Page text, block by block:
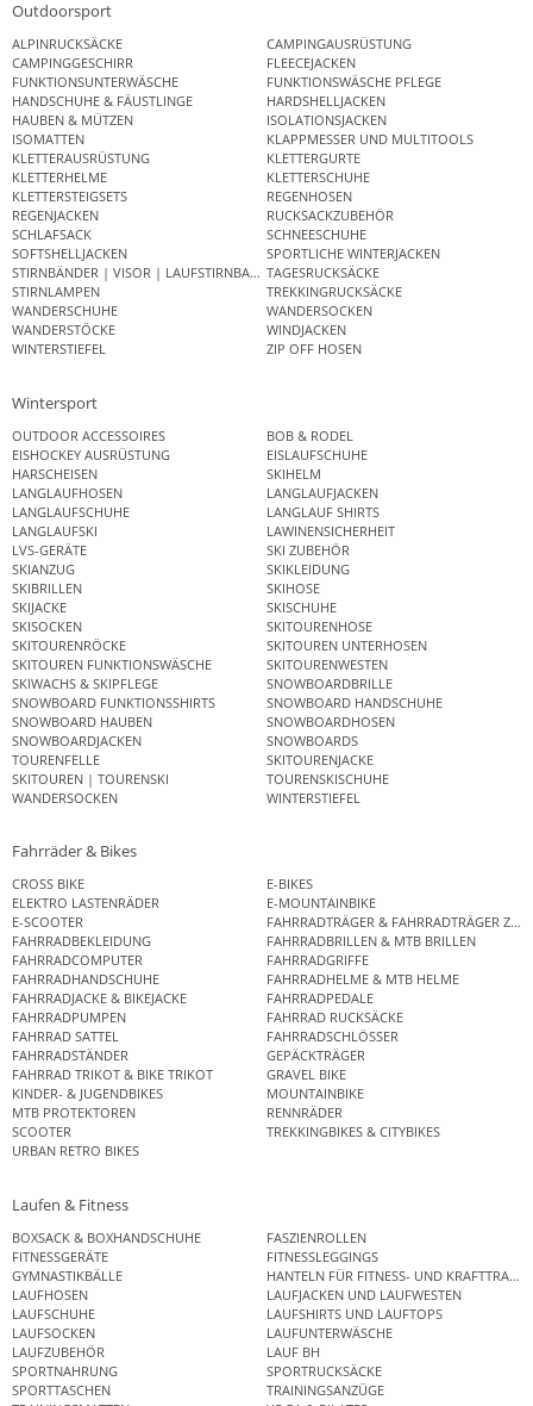
Outdoorsport
ALPINRUCKSÄCKE
CAMPINGAUSRÜSTUNG
CAMPINGGESCHIRR
FLEECEJACKEN
FUNKTIONSUNTERWÄSCHE
FUNKTIONSWÄSCHE PFLEGE
HANDSCHUHE & FÄUSTLINGE
HARDSHELLJACKEN
HAUBEN & MÜTZEN
ISOLATIONSJACKEN
ISOMATTEN
KLAPPMESSER UND MULTITOOLS
KLETTERAUSRÜSTUNG
KLETTERGURTE
KLETTERHELME
KLETTERSCHUHE
KLETTERSTEIGSETS
REGENHOSEN
REGENJACKEN
RUCKSACKZUBEHÖR
SCHLAFSACK
SCHNEESCHUHE
SOFTSHELLJACKEN
SPORTLICHE WINTERJACKEN
STIRNBÄNDER | VISOR | LAUFSTIRNBANDTAGESRUCKSÄCKE
STIRNLAMPEN
TREKKINGRUCKSÄCKE
WANDERSCHUHE
WANDERSOCKEN
WANDERSTÖCKE
WINDJACKEN
WINTERSTIEFEL
ZIP OFF HOSEN
Wintersport
OUTDOOR ACCESSOIRES
BOB & RODEL
EISHOCKEY AUSRÜSTUNG
EISLAUFSCHUHE
HARSCHEISEN
SKIHELM
LANGLAUFHOSEN
LANGLAUFJACKEN
LANGLAUFSCHUHE
LANGLAUF SHIRTS
LANGLAUFSKI
LAWINENSICHERHEIT
LVS-GERÄTE
SKI ZUBEHÖR
SKIANZUG
SKIKLEIDUNG
SKIBRILLEN
SKIHOSE
SKIJACKE
SKISCHUHE
SKISOCKEN
SKITOURENHOSE
SKITOURENRÖCKE
SKITOUREN UNTERHOSEN
SKITOUREN FUNKTIONSWÄSCHE
SKITOURENWESTEN
SKIWACHS & SKIPFLEGE
SNOWBOARDBRILLE
SNOWBOARD FUNKTIONSSHIRTS
SNOWBOARD HANDSCHUHE
SNOWBOARD HAUBEN
SNOWBOARDHOSEN
SNOWBOARDJACKEN
SNOWBOARDS
TOURENFELLE
SKITOURENJACKE
SKITOUREN | TOURENSKI
TOURENSKISCHUHE
WANDERSOCKEN
WINTERSTIEFEL
Fahrräder & Bikes
CROSS BIKE
E-BIKES
ELEKTRO LASTENRÄDER
E-MOUNTAINBIKE
E-SCOOTER
FAHRRADTRÄGER & FAHRRADTRÄGER
FAHRRADBEKLEIDUNG
FAHRRADBRILLEN & MTB BRILLEN
FAHRRADCOMPUTER
FAHRRADGRIFFE
FAHRRADHANDSCHUHE
FAHRRADHELME & MTB HELME
FAHRRADJACKE & BIKEJACKE
FAHRRADPEDALE
FAHRRADPUMPEN
FAHRRAD RUCKSÄCKE
FAHRRAD SATTEL
FAHRRADSCHLÖSSER
FAHRRADSTÄNDER
GEPÄCKTRÄGER
FAHRRAD TRIKOT & BIKE TRIKOT
GRAVEL BIKE
KINDER- & JUGENDBIKES
MOUNTAINBIKE
MTB PROTEKTOREN
RENNRÄDER
SCOOTER
TREKKINGBIKES & CITYBIKES
URBAN RETRO BIKES
Laufen & Fitness
BOXSACK & BOXHANDSCHUHE
FASZIENROLLEN
FITNESSGERÄTE
FITNESSLEGGINGS
GYMNASTIKBÄLLE
HANTELN FÜR FITNESS- UND
LAUFHOSEN
LAUFJACKEN UND LAUFWESTEN
LAUFSCHUHE
LAUFSHIRTS UND LAUFTOPS
LAUFSOCKEN
LAUFUNTERWÄSCHE
LAUFZUBEHÖR
LAUF BH
SPORTNAHRUNG
SPORTRUCKSÄCKE
SPORTTASCHEN
TRAININGSANZÜGE